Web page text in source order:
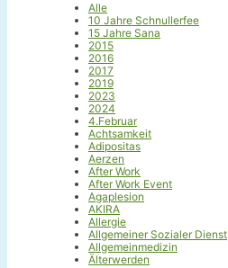
Alle
10 Jahre Schnullerfee
15 Jahre Sana
2015
2016
2017
2019
2023
2024
4.Februar
Achtsamkeit
Adipositas
Aerzen
After Work
After Work Event
Agaplesion
AKIRA
Allergie
Allgemeiner Sozialer Dienst
Allgemeinmedizin
Älterwerden